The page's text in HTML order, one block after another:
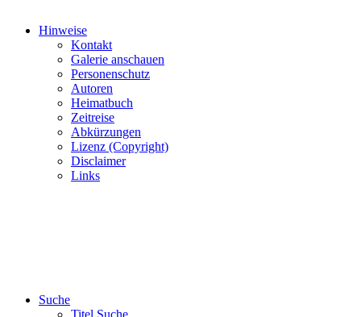
Hinweise
Kontakt
Galerie anschauen
Personenschutz
Autoren
Heimatbuch
Zeitreise
Abkürzungen
Lizenz (Copyright)
Disclaimer
Links
Suche
Titel Suche